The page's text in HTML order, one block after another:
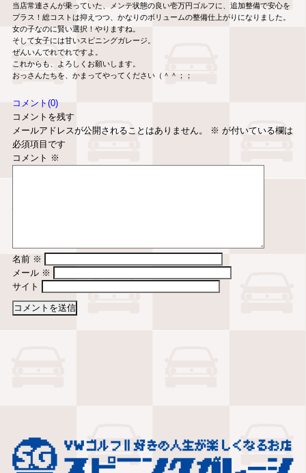
当店常連さんが乗っていた、メンテ状態の良い壱万円ゴルフに、追加整備で安心を
プラス！総コストは抑えつつ、かなりのボリュームの整備仕上がりになりました。
女の子なのに賢い選択！やりますね。
そして女子には甘いスピニングガレージ。
ぜんいんでれでれですよ。
これからも、よろしくお願いします。
おっさんたちを、かまってやってください（＾＾；；
コメント(0)
コメントを残す
メールアドレスが公開されることはありません。
※ が付いている欄は
必須項目です
コメント ※
名前 ※
メール ※
サイト